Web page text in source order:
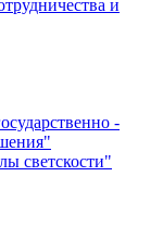
и
-
светскости"